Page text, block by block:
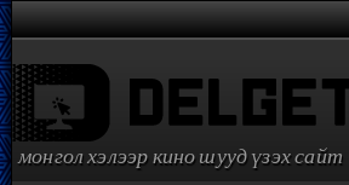
монгол хэлээр кино шууд үзэх сайт